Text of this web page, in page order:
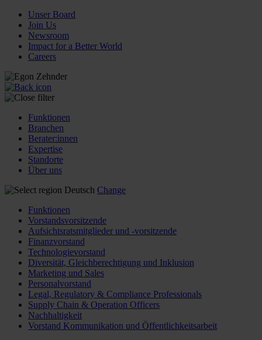
Unser Board
Join Us
Newsroom
Impact for a Better World
Careers
Funktionen
Branchen
Berater:innen
Expertise
Standorte
Über uns
Deutsch Change
Funktionen
Vorstandsvorsitzende
Aufsichtsratsmitglieder und -vorsitzende
Finanzvorstand
Technologievorstand
Diversität, Gleichberechtigung und Inklusion
Marketing und Sales
Personalvorstand
Legal, Regulatory & Compliance Professionals
Supply Chain & Operation Officers
Nachhaltigkeit
Vorstand Kommunikation und Öffentlichkeitsarbeit